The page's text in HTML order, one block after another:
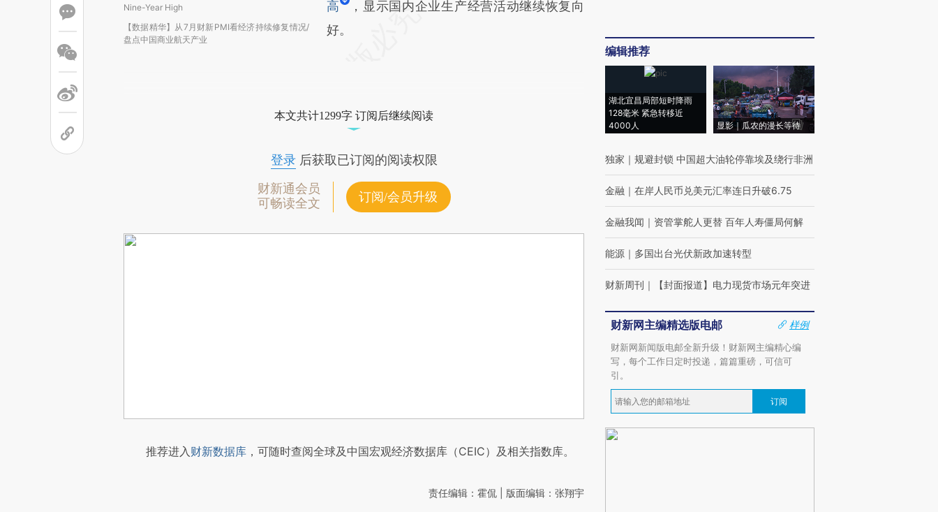
Nine-Year High
【数据精华】从7月财新PMI看经济持续修复情况/
盘点中国商业航天产业
高
，显示国内企业生产经营活动继续恢复向
好。
本文共计1299字 订阅后继续阅读
登录后获取已订阅的阅读权限
财新通会员
可畅读全文
订阅/会员升级
推荐进入财新数据库 ，可随时查阅全球及中国宏观经济数据库（CEIC）及相关指数库。
责任编辑：霍侃 | 版面编辑：张翔宇
编辑推荐
湖北宜昌局部短时降雨
128毫米 紧急转移近
4000人
显影｜瓜农的漫长等待
独家 ｜ 规避封锁 中国超大油轮停靠埃及绕行非洲
金融 ｜ 在岸人民币兑美元汇率连日升破6.75
金融我闻 ｜ 资管掌舵人更替 百年人寿僵局何解
能源 ｜ 多国出台光伏新政加速转型
财新周刊 ｜ 【封面报道】电力现货市场元年突进
财新网主编精选版电邮
样例
财新网新闻版电邮全新升级！财新网主编精心编
写，每个工作日定时投递，篇篇重磅，可信可
引。
订阅